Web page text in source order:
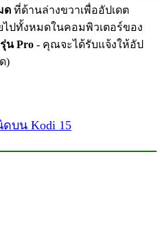
ด ที่ด้านล่างขวาเพื่ออัปเดต
ปทั้งหมดในคอมพิวเตอร์ของ
รุ่น Pro - คุณจะได้รับแจ้งให้อัป
)
บน Kodi 15